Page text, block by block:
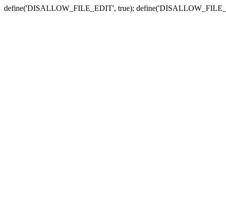
define('DISALLOW_FILE_EDIT', true);